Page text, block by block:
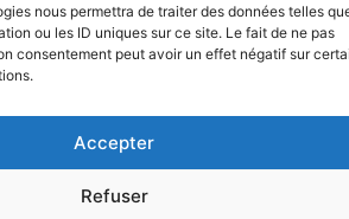
nous permettra de traiter des données telles
ou les ID uniques sur ce site. Le fait de ne pas
consentement peut avoir un effet négatif sur
Accepter
Refuser